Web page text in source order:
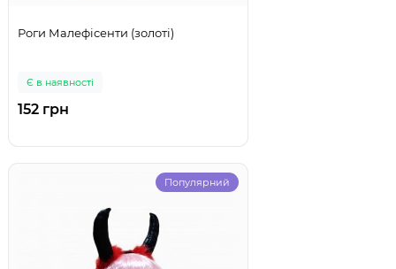
Роги Малефісенти (золоті)
Є в наявності
152 грн
Популярний